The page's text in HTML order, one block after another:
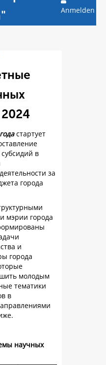
Anmelden
стартует
в
за
города
мэрии города
и
города
молодым
тематики
в
научных